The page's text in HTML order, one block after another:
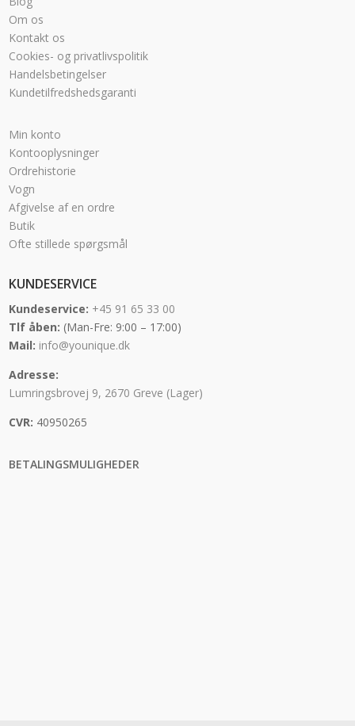
Om os
Kontakt os
Cookies- og privatlivspolitik
Handelsbetingelser
Kundetilfredshedsgaranti
Min konto
Kontooplysninger
Ordrehistorie
Vogn
Afgivelse af en ordre
Butik
Ofte stillede spørgsmål
KUNDESERVICE
Kundeservice: +45 91 65 33 00
Tlf åben: (Man-Fre: 9:00 – 17:00)
Mail: info@younique.dk
Adresse:
Lumringsbrovej 9, 2670 Greve (Lager)
CVR: 40950265
BETALINGSMULIGHEDER